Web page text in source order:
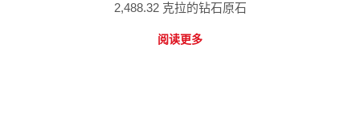
2,488.32 克拉的钻石原石
阅读更多